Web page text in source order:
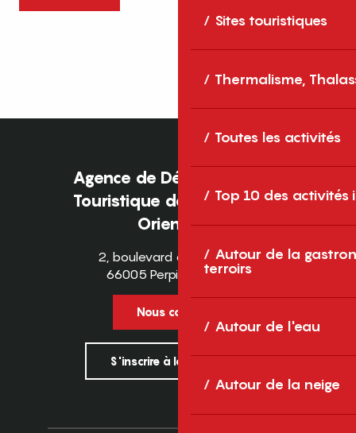
Sites touristiques
Thermalisme,
Toutes les activités
Top 10 des activités
Autour de la
terroirs
Autour de l'eau
Autour de la neige
Pyrénées-Orientales sont une destination
idéale pour partager des moments en
famille tout au long...
Agence de Développement
Touristique des Pyrénées-
Orientales
2, boulevard des Pyrénées
66005 Perpignan Cedex
Nous contacter
S'inscrire à la newsletter